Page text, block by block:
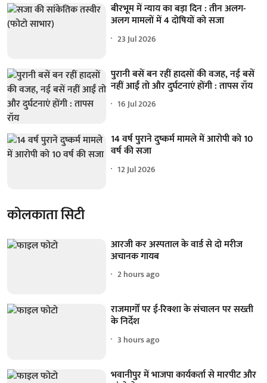
बीरभूम में न्याय का बड़ा दिन : तीन अलग-
अलग मामलों में 4 दोषियों को सजा
23 Jul 2026
पुरानी बसें बन रहीं हादसों की वजह, नई बसें
नहीं आईं तो और दुर्घटनाएं होंगी : तापस रॉय
16 Jul 2026
14 वर्ष पुराने दुष्कर्म मामले में आरोपी को 10
वर्ष की सजा
12 Jul 2026
कोलकाता सिटी
आरजी कर अस्पताल के वार्ड से दो मरीज
अचानक गायब
2 hours ago
राजमार्गों पर ई-रिक्शा के संचालन पर सख्ती
के निर्देश
3 hours ago
भवानीपुर में भाजपा कार्यकर्ता से मारपीट और